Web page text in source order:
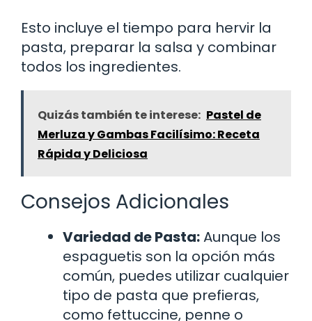
Esto incluye el tiempo para hervir la
pasta, preparar la salsa y combinar
todos los ingredientes.
Quizás también te interese: Pastel de
Merluza y Gambas Facilísimo: Receta
Rápida y Deliciosa
Consejos Adicionales
Variedad de Pasta:Aunque los
espaguetis son la opción más
común, puedes utilizar cualquier
tipo de pasta que prefieras,
como fettuccine, penne o